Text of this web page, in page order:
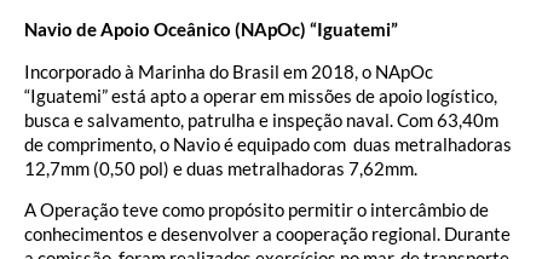
Navio de Apoio Oceânico (NApOc) “Iguatemi”
Incorporado à Marinha do Brasil em 2018, o NApOc
“Iguatemi” está apto a operar em missões de apoio logístico,
busca e salvamento, patrulha e inspeção naval. Com 63,40m
de comprimento, o Navio é equipado com duas metralhadoras
12,7mm (0,50 pol) e duas metralhadoras 7,62mm.
A Operação teve como propósito permitir o intercâmbio de
conhecimentos e desenvolver a cooperação regional. Durante